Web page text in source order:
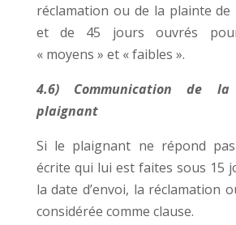
réclamation ou de la plainte
et de 45 jours ouvrés
« moyens » et « faibles ».
4.6) Communication de
plaignant
Si le plaignant ne répond
écrite qui lui est faites sous 15
la date d’envoi, la réclamation
considérée comme clause.